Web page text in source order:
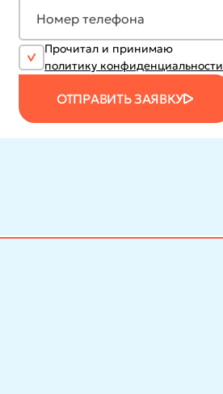
Прочитал и принимаю
политику конфиденциальности
ОТПРАВИТЬ ЗАЯВКУ